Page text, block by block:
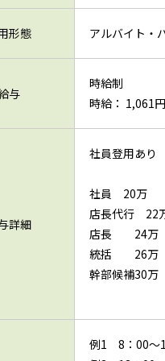
形態 アルバイト・
与
時給制
時給： 1,061
詳細
社員登用あり
社員 20万
店長代行 22
店長 24万
統括 26万
幹部候補30万
例1 8：00～